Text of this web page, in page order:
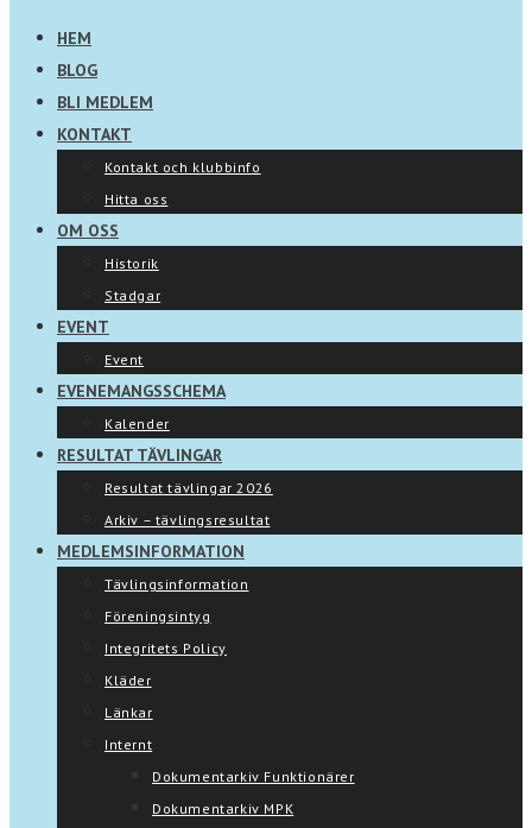
HEM
BLOG
BLI MEDLEM
KONTAKT
Kontakt och klubbinfo
Hitta oss
OM OSS
Historik
Stadgar
EVENT
Event
EVENEMANGSSCHEMA
Kalender
RESULTAT TÄVLINGAR
Resultat tävlingar 2026
Arkiv – tävlingsresultat
MEDLEMSINFORMATION
Tävlingsinformation
Föreningsintyg
Integritets Policy
Kläder
Länkar
Internt
Dokumentarkiv Funktionärer
Dokumentarkiv MPK